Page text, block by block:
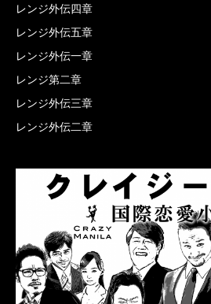
レンジ外伝四章
レンジ外伝五章
レンジ外伝一章
レンジ第二章
レンジ外伝三章
レンジ外伝二章